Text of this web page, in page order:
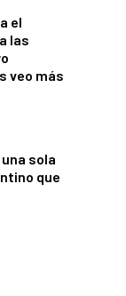
el
las
veo más
sola
que